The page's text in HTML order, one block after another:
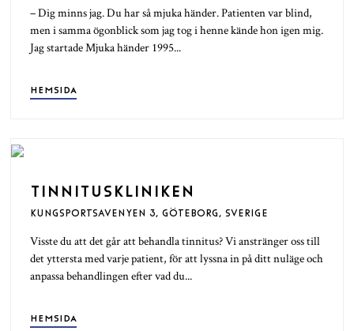
– Dig minns jag. Du har så mjuka händer. Patienten var blind,
men i samma ögonblick som jag tog i henne kände hon igen mig.
Jag startade Mjuka händer 1995...
HEMSIDA
TINNITUSKLINIKEN
KUNGSPORTSAVENYEN 3, GÖTEBORG, SVERIGE
Visste du att det går att behandla tinnitus? Vi anstränger oss till
det yttersta med varje patient, för att lyssna in på ditt nuläge och
anpassa behandlingen efter vad du...
HEMSIDA